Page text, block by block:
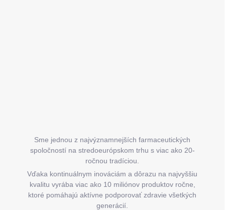
Sme jednou z najvýznamnejších farmaceutických
spoločností na stredoeurópskom trhu s viac ako 20-
ročnou tradíciou.
Vďaka kontinuálnym inováciám a dôrazu na najvyššiu
kvalitu vyrába viac ako 10 miliónov produktov ročne,
ktoré pomáhajú aktívne podporovať zdravie všetkých
generácií.